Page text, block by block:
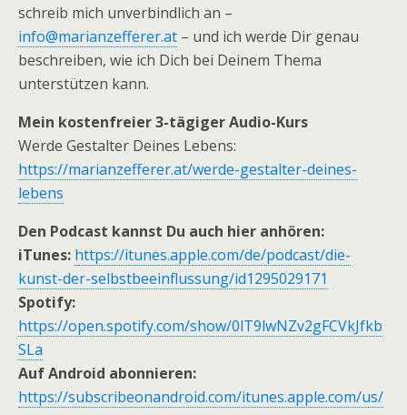
schreib mich unverbindlich an –
info@marianzefferer.at – und ich werde Dir genau
beschreiben, wie ich Dich bei Deinem Thema
unterstützen kann.
Mein kostenfreier 3-tägiger Audio-Kurs
Werde Gestalter Deines Lebens:
https://marianzefferer.at/werde-gestalter-deines-
lebens
Den Podcast kannst Du auch hier anhören:
iTunes: https://itunes.apple.com/de/podcast/die-
kunst-der-selbstbeeinflussung/id1295029171
Spotify:
https://open.spotify.com/show/0lT9lwNZv2gFCVkJfkb
SLa
Auf Android abonnieren:
https://subscribeonandroid.com/itunes.apple.com/us/